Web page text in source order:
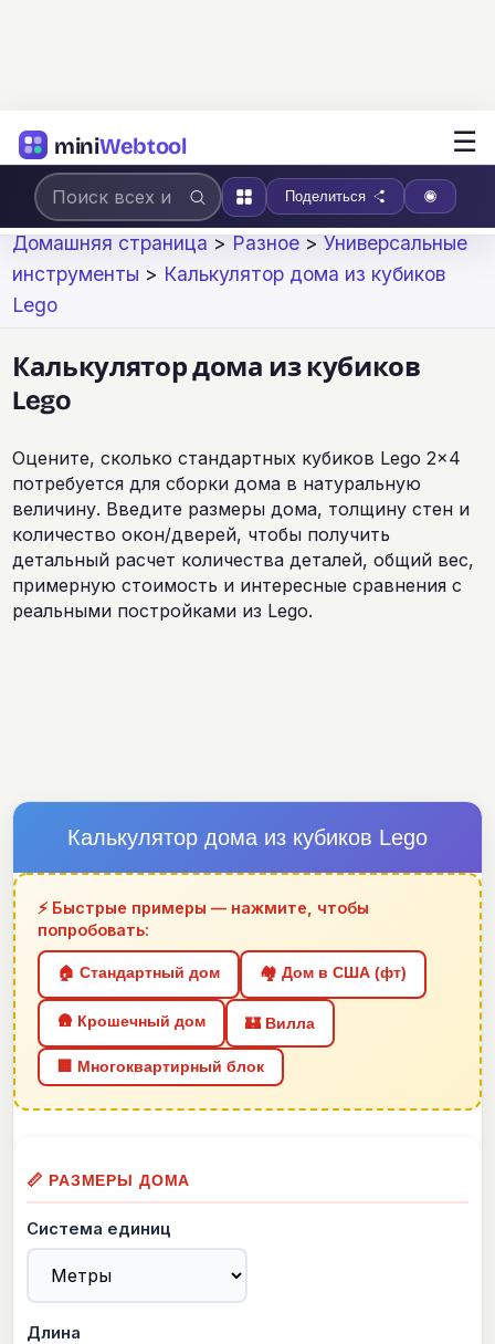
miniWebtool ☰
Поделиться
Домашняя страница > Разное >Универсальные
инструменты > Калькулятор дома из кубиков
Lego
Калькулятор дома из кубиков
Lego
Оцените, сколько стандартных кубиков Lego 2×4
потребуется для сборки дома в натуральную
величину. Введите размеры дома, толщину стен и
количество окон/дверей, чтобы получить
детальный расчет количества деталей, общий вес,
примерную стоимость и интересные сравнения с
реальными постройками из Lego.
Калькулятор дома из кубиков Lego
⚡ Быстрые примеры — нажмите, чтобы
попробовать:
🏠 Стандартный дом 🏘 Дом в США (фт)
🛖 Крошечный дом 🏰 Вилла
🏢 Многоквартирный блок
📏 РАЗМЕРЫ ДОМА
Система единиц
Длина